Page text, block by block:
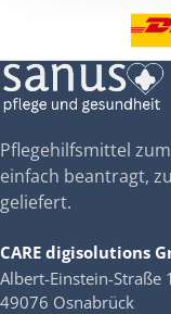
Pflegehilfsmittel
einfach beantragt,
geliefert.
CARE digisolutions
Albert-Einstein-Straße 1
49076 Osnabrück